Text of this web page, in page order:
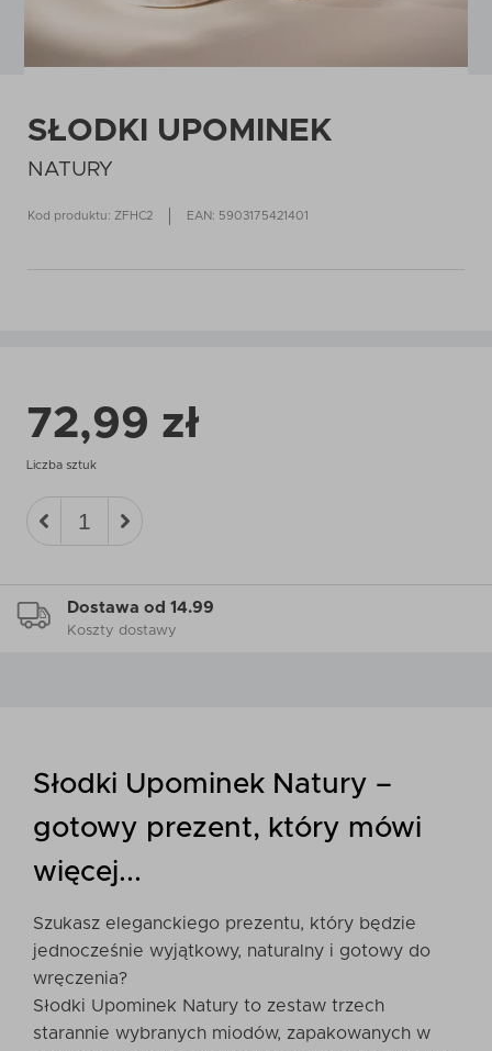
SŁODKI UPOMINEK
NATURY
Kod produktu: ZFHC2 EAN: 5903175421401
72,99 zł
Liczba sztuk
Dostawa od 14.99
Koszty dostawy
Słodki Upominek Natury –
gotowy prezent, który mówi
więcej...
Szukasz eleganckiego prezentu, który będzie
jednocześnie wyjątkowy, naturalny i gotowy do
wręczenia?
Słodki Upominek Natury to zestaw trzech
starannie wybranych miodów, zapakowanych w